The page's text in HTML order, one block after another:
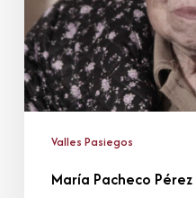
Valles Pasiegos
María Pacheco Pérez